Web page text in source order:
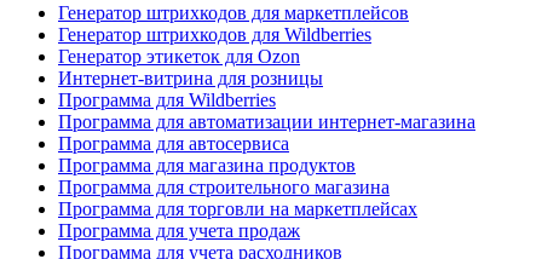
Генератор штрихкодов для маркетплейсов
Генератор штрихкодов для Wildberries
Генератор этикеток для Ozon
Интернет-витрина для розницы
Программа для Wildberries
Программа для автоматизации интернет-магазина
Программа для автосервиса
Программа для магазина продуктов
Программа для строительного магазина
Программа для торговли на маркетплейсах
Программа для учета продаж
Программа для учета расходников